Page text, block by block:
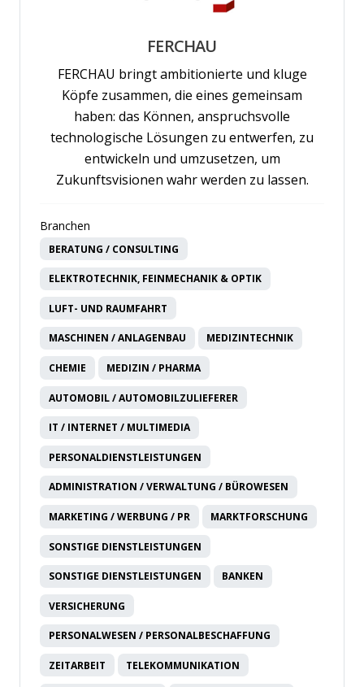
FERCHAU
FERCHAU bringt ambitionierte und kluge
Köpfe zusammen, die eines gemeinsam
haben: das Können, anspruchsvolle
technologische Lösungen zu entwerfen, zu
entwickeln und umzusetzen, um
Zukunftsvisionen wahr werden zu lassen.
Branchen
BERATUNG / CONSULTING
ELEKTROTECHNIK, FEINMECHANIK & OPTIK
LUFT- UND RAUMFAHRT
MASCHINEN / ANLAGENBAU MEDIZINTECHNIK
CHEMIE MEDIZIN / PHARMA
AUTOMOBIL / AUTOMOBILZULIEFERER
IT / INTERNET / MULTIMEDIA
PERSONALDIENSTLEISTUNGEN
ADMINISTRATION / VERWALTUNG / BÜROWESEN
MARKETING / WERBUNG / PR MARKTFORSCHUNG
SONSTIGE DIENSTLEISTUNGEN
SONSTIGE DIENSTLEISTUNGEN BANKEN
VERSICHERUNG
PERSONALWESEN / PERSONALBESCHAFFUNG
ZEITARBEIT TELEKOMMUNIKATION